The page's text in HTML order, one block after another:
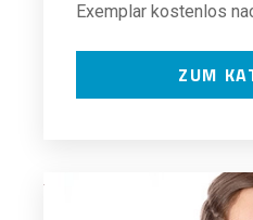
Exemplar kostenlos
ZUM